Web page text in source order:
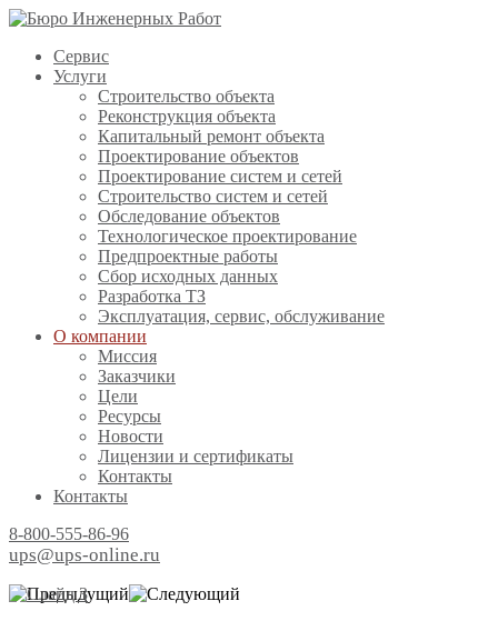
Сервис
Услуги
Строительство объекта
Реконструкция объекта
Капитальный ремонт объекта
Проектирование объектов
Проектирование систем и сетей
Строительство систем и сетей
Обследование объектов
Технологическое проектирование
Предпроектные работы
Сбор исходных данных
Разработка ТЗ
Эксплуатация, сервис, обслуживание
О компании
Миссия
Заказчики
Цели
Ресурсы
Новости
Лицензии и сертификаты
Контакты
Контакты
8-800-555-86-96
ups@ups-online.ru